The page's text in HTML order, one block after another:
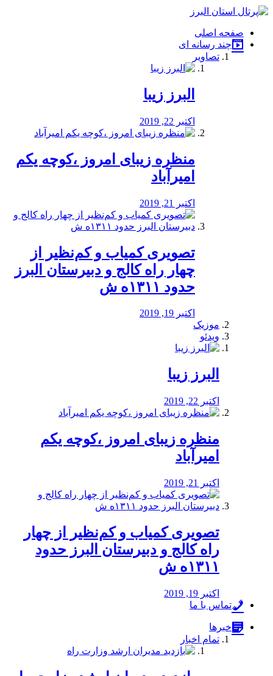
فصد
شرق
تهران
خشکشویی
صفحه اصلی
چند رسانه ای
تصاویر
البرز زیبا
اکتبر 22, 2019
منظره‌‌ زیبای امروز ،کوچه یکم
امیرآباد
اکتبر 21, 2019
️تصویری کمیاب و کم‌نظیر از
چهار راه كالج و دبيرستان البرز
حدود ۱۳۱۱ه ش
اکتبر 19, 2019
موزیک
ویدئو
البرز زیبا
اکتبر 22, 2019
منظره‌‌ زیبای امروز ،کوچه یکم
امیرآباد
اکتبر 21, 2019
️تصویری کمیاب و کم‌نظیر از چهار
راه كالج و دبيرستان البرز حدود
۱۳۱۱ه ش
اکتبر 19, 2019
تماس با ما
خبرها
تمام اخبار